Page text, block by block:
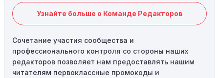
Узнайте больше о Команде Редакторов
Сочетание участия сообщества и
профессионального контроля со стороны наших
редакторов позволяет нам предоставлять нашим
читателям первоклассные промокоды и